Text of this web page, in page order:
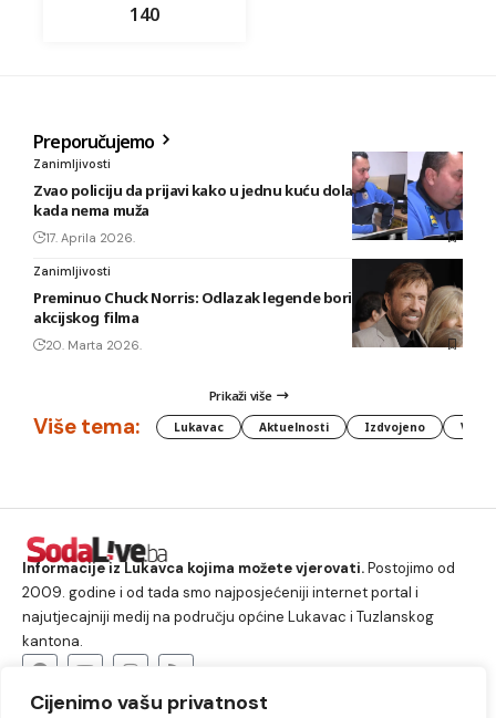
Cijenimo vašu privatnost
140
Preporučujemo
Zanimljivosti
Zvao policiju da prijavi kako u jednu kuću dolazi ljubavnik
kada nema muža
17. Aprila 2026.
Zanimljivosti
Preminuo Chuck Norris: Odlazak legende borilačkih vještina i
akcijskog filma
20. Marta 2026.
Prikaži više
Više tema: Lukavac Aktuelnosti Izdvojeno
Informacije iz Lukavca kojima možete vjerovati.Postojimo od
2009. godine i od tada smo najposjećeniji internet portal i
najutjecajniji medij na području općine Lukavac i Tuzlanskog
kantona.